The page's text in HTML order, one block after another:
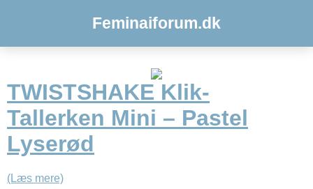
Feminaiforum.dk
TWISTSHAKE Klik-
Tallerken Mini – Pastel
Lyserød
(Læs mere)